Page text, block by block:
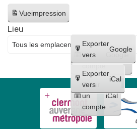
Vueimpression
Créer
un
compte
Google
Créer
un
compte
iCal
Exporter
vers
Google
Exporter
vers
iCal
Lieu